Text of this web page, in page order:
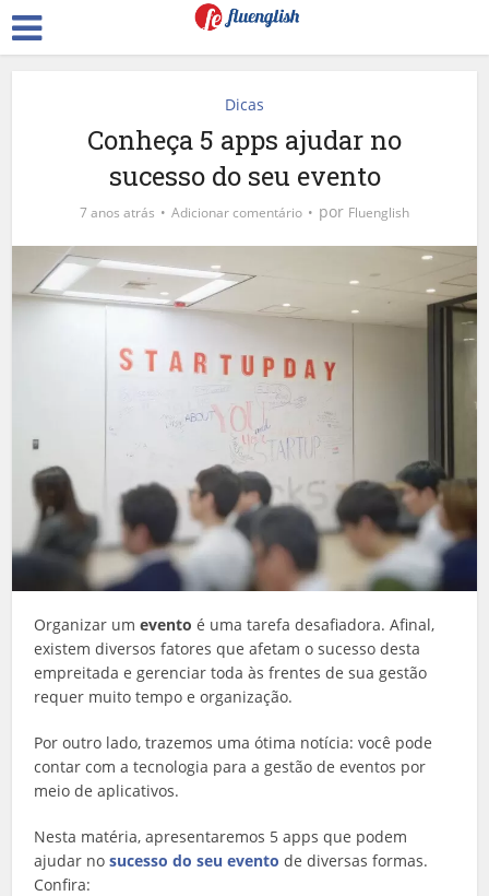
Dicas
Conheça 5 apps ajudar no
sucesso do seu evento
7 anos atrás Adicionar comentário por Fluenglish
Organizar umeventoé uma tarefa desafiadora. Afinal,
existem diversos fatores que afetam o sucesso desta
empreitada e gerenciar toda às frentes de sua gestão
requer muito tempo e organização.
Por outro lado, trazemos uma ótima notícia: você pode
contar com a tecnologia para a gestão de eventos por
meio de aplicativos.
Nesta matéria, apresentaremos 5 apps que podem
ajudar nosucesso do seu evento de diversas formas.
Confira: